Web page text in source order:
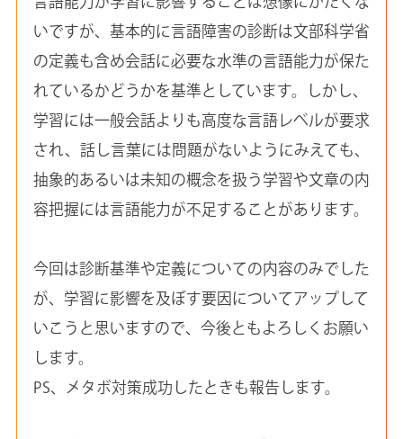
いですが、基本的に言語障害の診断は文部科学省
の定義も含め会話に必要な水準の言語能力が保た
れているかどうかを基準としています。しかし、
学習には一般会話よりも高度な言語レベルが要求
され、話し言葉には問題がないようにみえても、
抽象的あるいは未知の概念を扱う学習や文章の内
容把握には言語能力が不足することがあります。
今回は診断基準や定義についての内容のみでした
が、学習に影響を及ぼす要因についてアップして
いこうと思いますので、今後ともよろしくお願い
します。
PS、メタボ対策成功したときも報告します。